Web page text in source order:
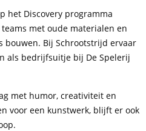
het Discovery programma
met oude materialen en
bouwen. Bij Schrootstrijd ervaar
als bedrijfsuitje bij De Spelerij
met humor, creativiteit en
voor een kunstwerk, blijft er ook